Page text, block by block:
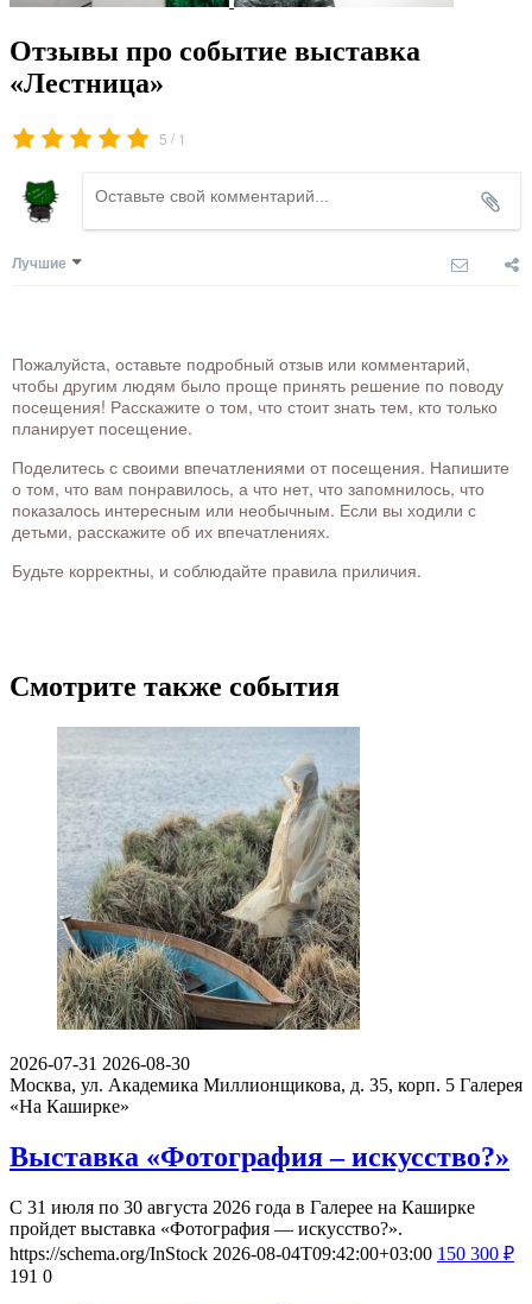
Отзывы про событие выставка
«Лестница»
5 / 1
Лучшие
Пожалуйста, оставьте подробный отзыв или комментарий,
чтобы другим людям было проще принять решение по поводу
посещения! Расскажите о том, что стоит знать тем, кто только
планирует посещение.
Поделитесь с своими впечатлениями от посещения. Напишите
о том, что вам понравилось, а что нет, что запомнилось, что
показалось интересным или необычным. Если вы ходили с
детьми, расскажите об их впечатлениях.
Будьте корректны, и соблюдайте правила приличия.
Смотрите также события
2026-07-31 2026-08-30
Москва, ул. Академика Миллионщикова, д. 35, корп. 5 Галерея
«На Каширке»
Выставка «Фотография – искусство?»
С 31 июля по 30 августа 2026 года в Галерее на Каширке
пройдет выставка «Фотография — искусство?».
https://schema.org/InStock 2026-08-04T09:42:00+03:00 150 300 ₽
191 0